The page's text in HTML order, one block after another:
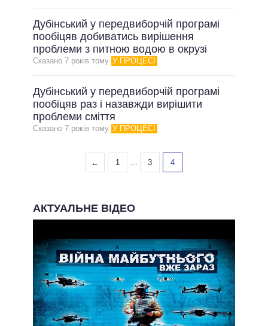
Дубінський у передвиборчій програмі
пообіцяв добиватись вирішення
проблеми з питною водою в окрузі
Сказано 7 рокiв тому У ПРОЦЕСІ
Дубінський у передвиборчій програмі
пообіцяв раз і назавжди вирішити
проблеми сміття
Сказано 7 рокiв тому У ПРОЦЕСІ
← 1 ... 3 4
АКТУАЛЬНЕ ВІДЕО